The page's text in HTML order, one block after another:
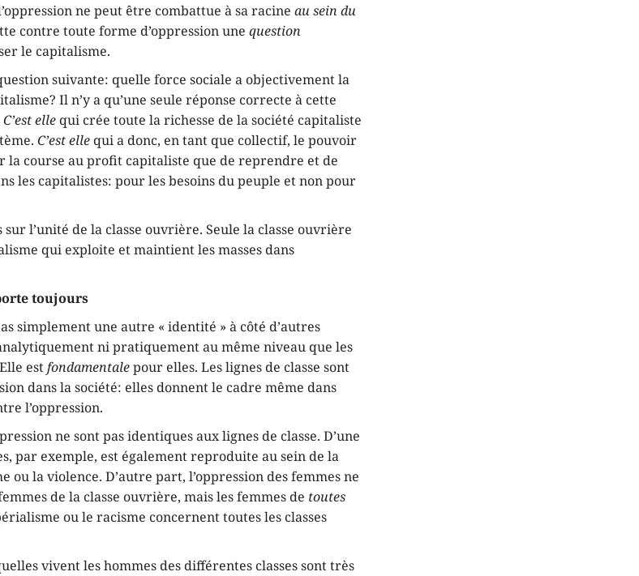
ne peut être combattue à sa racineau sein du
contre toute forme d’oppression unequestion
le capitalisme.
suivante: quelle force sociale a objectivement la
Il n’y a qu’une seule réponse correcte à cette
C’est ellequi crée toute la richesse de la société capitaliste
C’est ellequi a donc, en tant que collectif, le pouvoir
la course au profit capitaliste que de reprendre et de
les capitalistes: pour les besoins du peuple et non pour
sur l’unité de la classe ouvrière. Seule la classe ouvrière
qui exploite et maintient les masses dans
toujours
simplement une autre « identité » à côté d’autres
ni pratiquement au même niveau que les
estfondamentalepour elles. Les lignes de classe sont
dans la société: elles donnent le cadre même dans
l’oppression.
ne sont pas identiques aux lignes de classe. D’une
par exemple, est également reproduite au sein de la
ou la violence. D’autre part, l’oppression des femmes ne
de la classe ouvrière, mais les femmes de toutes
ou le racisme concernent toutes les classes
vivent les hommes des différentes classes sont très